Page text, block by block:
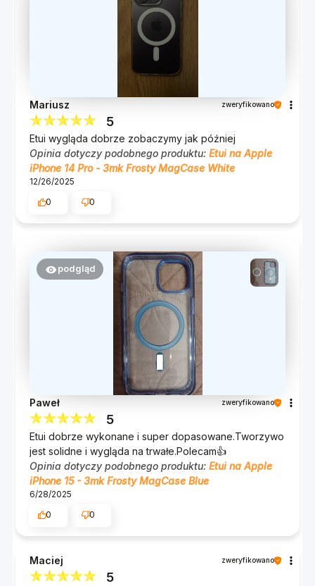
Mariusz zweryfikowano
5
Etui wygląda dobrze zobaczymy jak później
Opinia dotyczy podobnego produktu: Etui na Apple
iPhone 14 Pro - 3mk Frosty MagCase White
12/26/2025
0
0
podgląd
Paweł zweryfikowano
5
Etui dobrze wykonane i super dopasowane.Tworzywo
jest solidne i wygląda na trwałe.Polecam👍️
Opinia dotyczy podobnego produktu: Etui na Apple
iPhone 15 - 3mk Frosty MagCase Blue
6/28/2025
0
0
Maciej zweryfikowano
5